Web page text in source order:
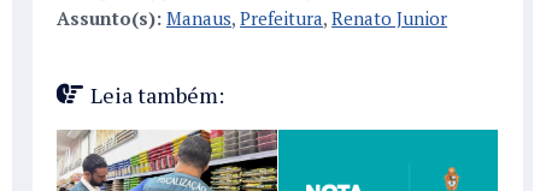
Assunto(s): Manaus, Prefeitura, Renato Junior
Leia também: